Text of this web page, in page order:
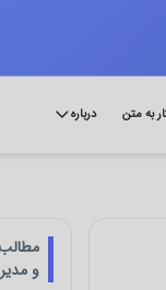
به متن درباره
و